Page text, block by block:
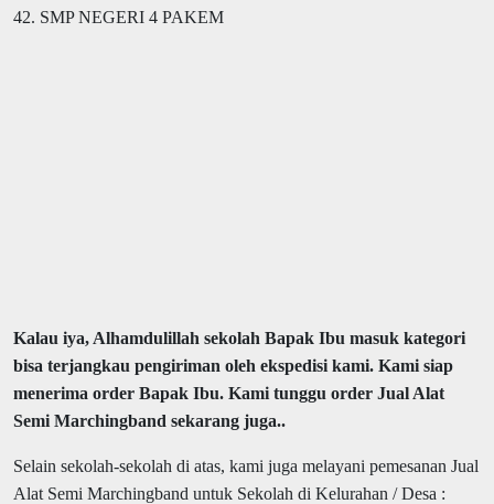
42. SMP NEGERI 4 PAKEM
Kalau iya, Alhamdulillah sekolah Bapak Ibu masuk kategori
bisa terjangkau pengiriman oleh ekspedisi kami. Kami siap
menerima order Bapak Ibu. Kami tunggu order Jual Alat
Semi Marchingband sekarang juga..
Selain sekolah-sekolah di atas, kami juga melayani pemesanan Jual
Alat Semi Marchingband untuk Sekolah di Kelurahan / Desa :